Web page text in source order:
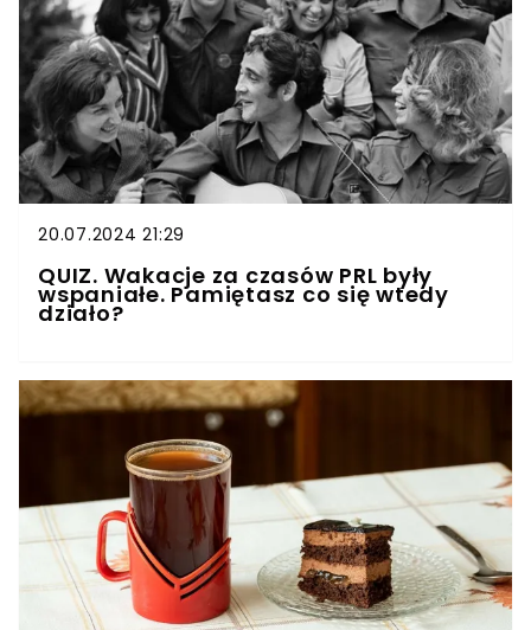
20.07.2024 21:29
QUIZ. Wakacje za czasów PRL były
wspaniałe. Pamiętasz co się wtedy
działo?